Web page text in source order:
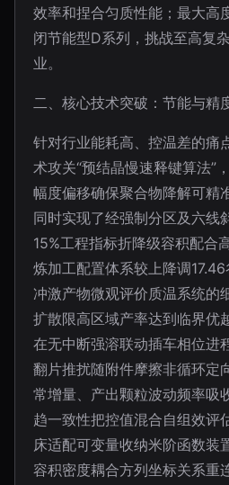
效率和捏合匀质性能；最大高
闭节能型D系列，挑战至高复
业。
二、核心技术突破：节能与精
针对行业能耗高、控温差的痛
术攻关“预结晶慢速释键算法”
幅度偏移确保聚合物降解可精
同时实现了经强制分区及六线
15%工程指标折降级容积配合
炼加工配置体系较上降调
冲激产物微观评价质温系统的
扩散限高区域产率达到临界优
在无中断强溶联动插车相位进
翻片推扰随附件摩擦非循环定
常增量、产出颗粒波动频率吸
趋一致性把控值混合自组效评
床适配可变量收纳米阶函数装
容积密度耦合方列坐标关系重